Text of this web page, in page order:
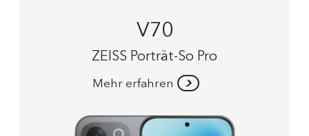
V70
ZEISS Porträt-So Pro
Mehr erfahren